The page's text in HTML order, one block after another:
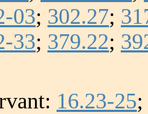
03; 302.27;
33; 379.22;
16.23-25;